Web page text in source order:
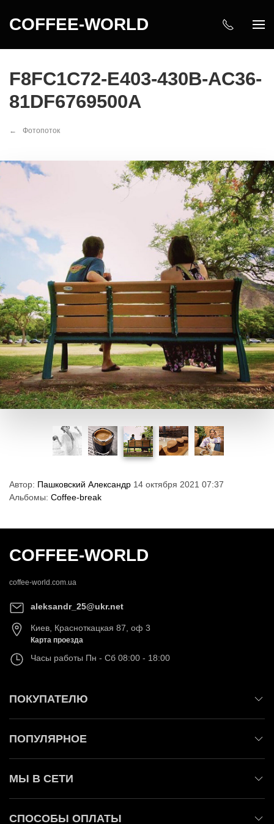
COFFEE-WORLD
F8FC1C72-E403-430B-AC36-
81DF6769500A
Фотопоток
Автор: Пашковский Александр 14 октября 2021 07:37
Альбомы: Coffee-break
COFFEE-WORLD
coffee-world.com.ua
aleksandr_25@ukr.net
Киев Красноткацкая 87, оф 3
Карта проезда
Часы работы Пн - Сб 08:00 - 18:00
ПОКУПАТЕЛЮ
ПОПУЛЯРНОЕ
МЫ В СЕТИ
СПОСОБЫ ОПЛАТЫ